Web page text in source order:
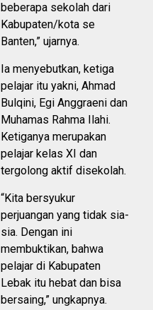
beberapa sekolah dari
Kabupaten/kota se
Banten,” ujarnya.
Ia menyebutkan, ketiga
pelajar itu yakni, Ahmad
Bulqini, Egi Anggraeni dan
Muhamas Rahma Ilahi.
Ketiganya merupakan
pelajar kelas XI dan
tergolong aktif disekolah.
“Kita bersyukur
perjuangan yang tidak sia-
sia. Dengan ini
membuktikan, bahwa
pelajar di Kabupaten
Lebak itu hebat dan bisa
bersaing,” ungkapnya.